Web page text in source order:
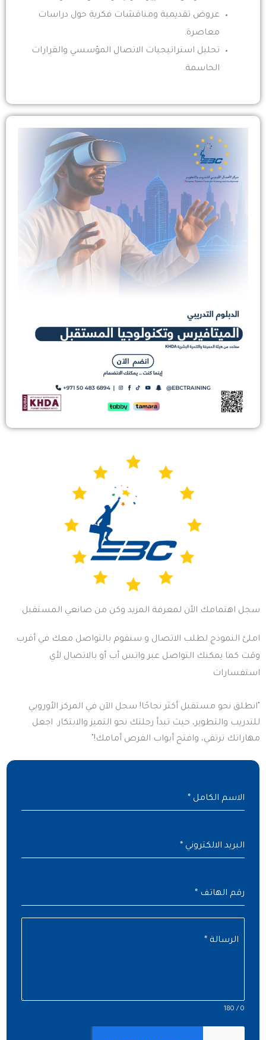
عروض تقديمية ومناقشات فكرية حول دراسات
معاصرة.
تحليل استراتيجيات الاتصال المؤسسي والقرارات
الحاسمة.
سجل اهتمامك الأن لمعرفة المزيد وكن من صانعي المستقبل
املئ النموذج لطلب الاتصال و سنقوم بالتواصل معك في أقرب
وقت كما يمكنك التواصل عبر واتس أب أو بالاتصال لأي
استفسارات
"انطلق نحو مستقبل أكثر نجاحًا! سجل الآن في المركز الأوروبي
للتدريب والتطوير، حيث تبدأ رحلتك نحو التميز والابتكار. اجعل
مهاراتك ترتقي، وافتح أبواب الفرص أمامك!"
الاسم الكامل *
البريد الالكتروني *
رقم الهاتف *
الرسالة *
0 / 180